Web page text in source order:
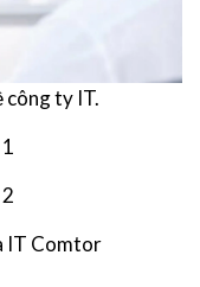
công ty IT.
IT Comtor